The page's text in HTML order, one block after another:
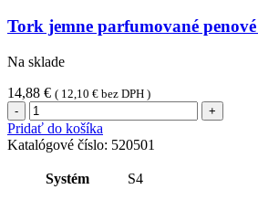
Tork jemne parfumované
Na sklade
14,88 € ( 12,10 € bez DPH )
množstvo
Tork
jemne
parfumované
penové
mydlo
Pridať do košíka
Katalógové číslo: 520501
Systém S4